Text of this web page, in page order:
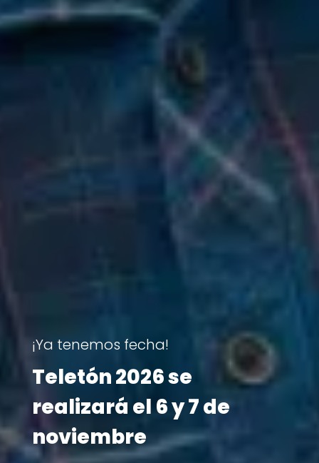
que
Visita Teletón
Ministro se
con doctora que
atendió en su